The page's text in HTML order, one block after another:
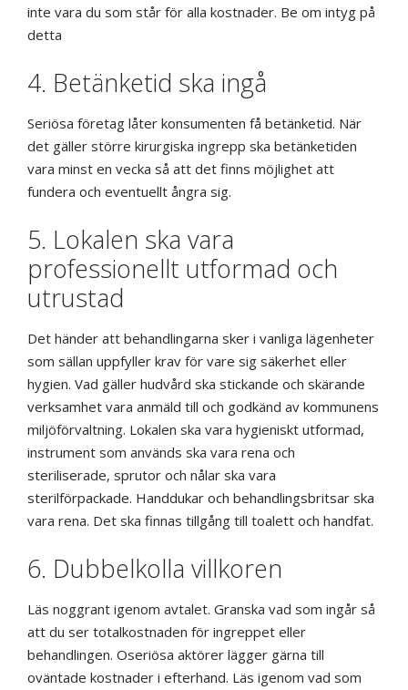
inte vara du som står för alla kostnader. Be om intyg på
detta
4. Betänketid ska ingå
Seriösa företag låter konsumenten få betänketid. När
det gäller större kirurgiska ingrepp ska betänketiden
vara minst en vecka så att det finns möjlighet att
fundera och eventuellt ångra sig.
5. Lokalen ska vara
professionellt utformad och
utrustad
Det händer att behandlingarna sker i vanliga lägenheter
som sällan uppfyller krav för vare sig säkerhet eller
hygien. Vad gäller hudvård ska stickande och skärande
verksamhet vara anmäld till och godkänd av kommunens
miljöförvaltning. Lokalen ska vara hygieniskt utformad,
instrument som används ska vara rena och
steriliserade, sprutor och nålar ska vara
sterilförpackade. Handdukar och behandlingsbritsar ska
vara rena. Det ska finnas tillgång till toalett och handfat.
6. Dubbelkolla villkoren
Läs noggrant igenom avtalet. Granska vad som ingår så
att du ser totalkostnaden för ingreppet eller
behandlingen. Oseriösa aktörer lägger gärna till
oväntade kostnader i efterhand. Läs igenom vad som